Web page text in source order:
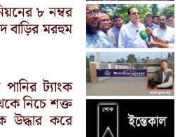
৮ নম্বর
বাড়ির মরহুম
ট্যাংক
নিচে শক্ত
করে